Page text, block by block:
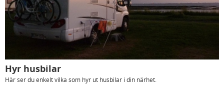
Hyr husbilar
Här ser du enkelt vilka som hyr ut husbilar i din närhet.